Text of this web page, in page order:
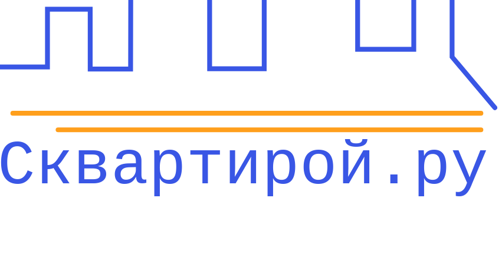
Сквартирой.ру